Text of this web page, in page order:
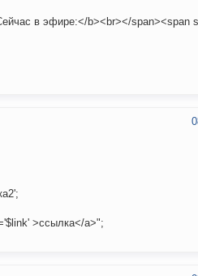
в эфире:</b><br></span><span
>ссылка</a>";